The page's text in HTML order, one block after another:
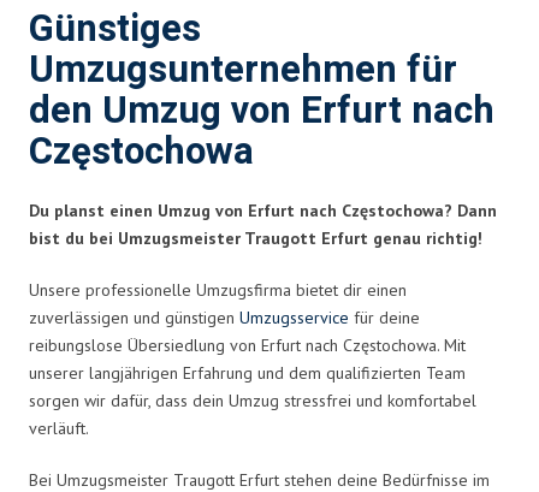
Günstiges
Umzugsunternehmen für
den Umzug von Erfurt nach
Częstochowa
Du planst einen Umzug von Erfurt nach Częstochowa? Dann
bist du bei Umzugsmeister Traugott Erfurt genau richtig!
Unsere professionelle Umzugsfirma bietet dir einen
zuverlässigen und günstigen Umzugsservice für deine
reibungslose Übersiedlung von Erfurt nach Częstochowa. Mit
unserer langjährigen Erfahrung und dem qualifizierten Team
sorgen wir dafür, dass dein Umzug stressfrei und komfortabel
verläuft.
Bei Umzugsmeister Traugott Erfurt stehen deine Bedürfnisse im